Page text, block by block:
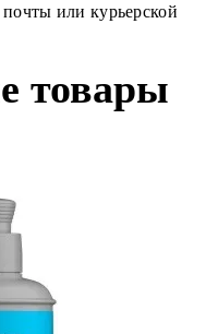
или курьерской
товары